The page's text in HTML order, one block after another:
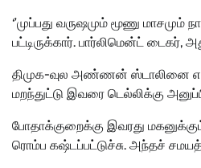
‘’முப்பது வருஷமும் மூணு
பட்டிருக்கார். பார்லிமென்ட்
திமுக-வுல அண்ணன் ஸ்டாலினை
மறந்துட்டு இவரை டெல்லிக்கு
போதாக்குறைக்கு இவரது
ரொம்ப கஷ்டப்பட்டுச்சு. அந்தச்